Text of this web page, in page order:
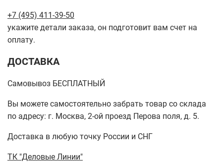
+7 (495) 411-39-50
укажите детали заказа, он подготовит вам счет на
оплату.
ДОСТАВКА
Самовывоз БЕСПЛАТНЫЙ
Вы можете самостоятельно забрать товар со склада
по адресу: г. Москва, 2-ой проезд Перова поля, д. 5.
Доставка в любую точку России и СНГ
ТК "Деловые Линии"